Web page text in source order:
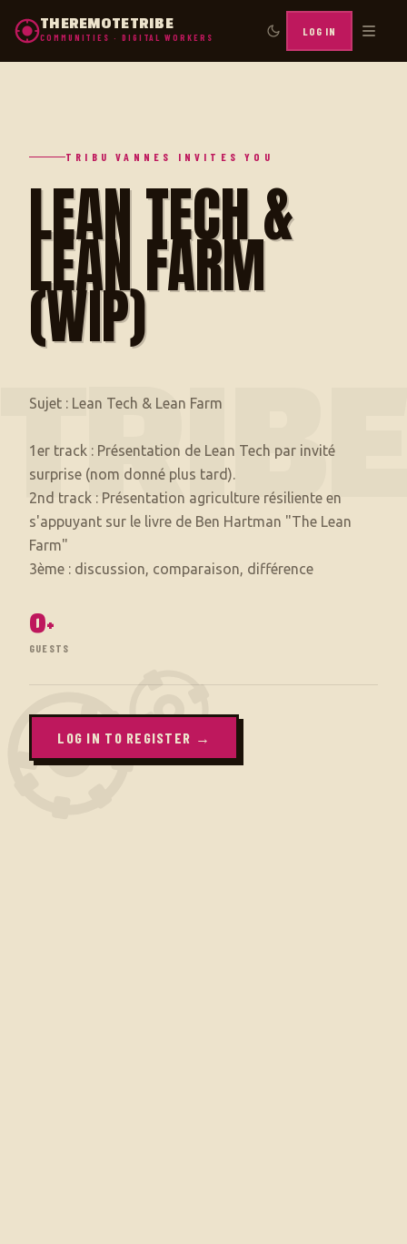
THEREMOTETRIBE
COMMUNITIES · DIGITAL WORKERS LOG IN
TRIBE
TRIBU VANNES INVITES YOU
LEAN TECH &
LEAN FARM
(WIP)
Sujet : Lean Tech & Lean Farm
1er track : Présentation de Lean Tech par invité
surprise (nom donné plus tard).
2nd track : Présentation agriculture résiliente en
s'appuyant sur le livre de Ben Hartman "The Lean
Farm"
0+
GUESTS
LOG IN TO REGISTER →